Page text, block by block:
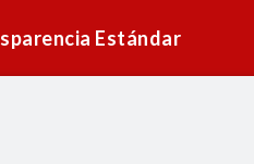
Estándar